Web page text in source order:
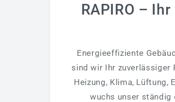
RAPIRO –
Energieeffiziente
sind wir Ihr zuverlässiger
Heizung, Klima, Lüftung,
wuchs unser ständig